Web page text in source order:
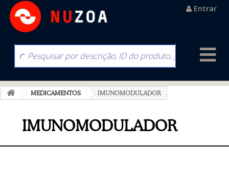
Entrar
MEDICAMENTOS IMUNOMODULADOR
IMUNOMODULADOR